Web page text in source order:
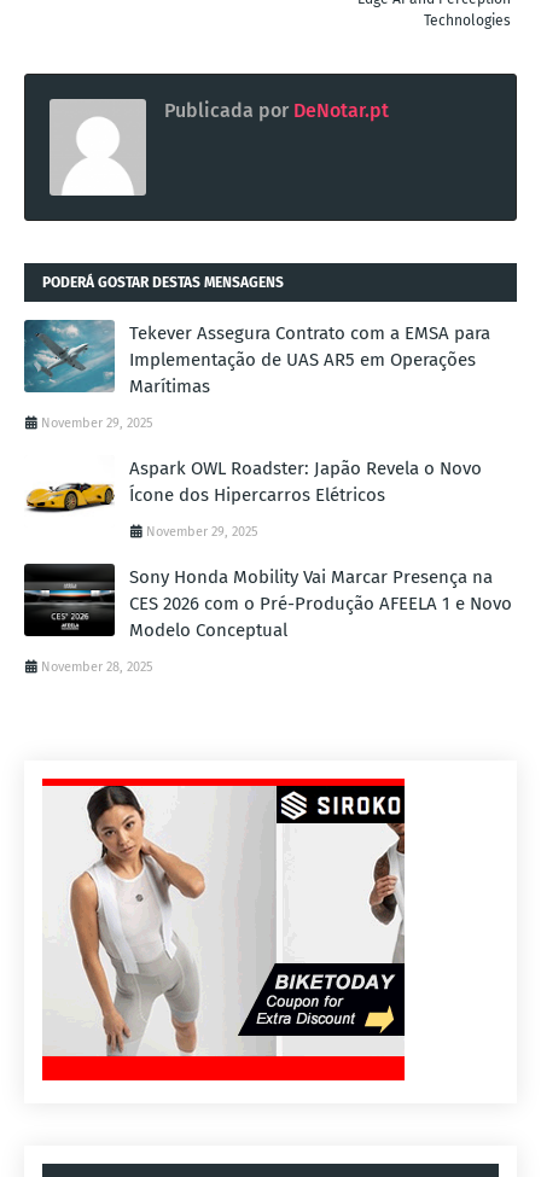
Technologies
Publicada por DeNotar.pt
PODERÁ GOSTAR DESTAS MENSAGENS
Tekever Assegura Contrato com a EMSA para
Implementação de UAS AR5 em Operações
Marítimas
November 29, 2025
Aspark OWL Roadster: Japão Revela o Novo
Ícone dos Hipercarros Elétricos
November 29, 2025
Sony Honda Mobility Vai Marcar Presença na
CES 2026 com o Pré-Produção AFEELA 1 e Novo
Modelo Conceptual
November 28, 2025